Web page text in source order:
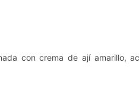
con crema de ají amarillo,